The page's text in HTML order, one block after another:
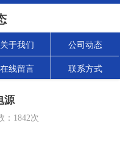
关于我们 公司动态
在线留言 联系方式
源
： 1842次